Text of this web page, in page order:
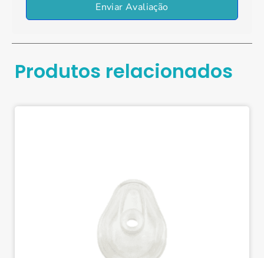
Enviar Avaliação
Produtos relacionados